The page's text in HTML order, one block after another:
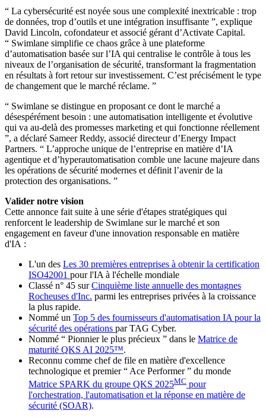
“ La cybersécurité est noyée sous une complexité inextricable : trop
de données, trop d’outils et une intégration insuffisante ”, explique
David Lincoln, cofondateur et associé gérant d’Activate Capital.
“ Swimlane simplifie ce chaos grâce à une plateforme
d’automatisation basée sur l’IA qui centralise le contrôle à tous les
niveaux de l’organisation de sécurité, transformant la fragmentation
en résultats à fort retour sur investissement. C’est précisément le type
de changement que le marché réclame. ”
“ Swimlane se distingue en proposant ce dont le marché a
désespérément besoin : une automatisation intelligente et évolutive
qui va au-delà des promesses marketing et qui fonctionne réellement
”, a déclaré Sameer Reddy, associé directeur d’Energy Impact
Partners. “ L’approche unique de l’entreprise en matière d’IA
agentique et d’hyperautomatisation comble une lacune majeure dans
les opérations de sécurité modernes et définit l’avenir de la
protection des organisations. ”
Valider notre vision
Cette annonce fait suite à une série d'étapes stratégiques qui
renforcent le leadership de Swimlane sur le marché et son
engagement en faveur d'une innovation responsable en matière
d'IA :
L'un des Les 30 premières entreprises à obtenir la certification
ISO42001 pour l'IA à l'échelle mondiale
Classé n° 45 surCinquième liste annuelle des montagnes
Rocheuses d'Inc. parmi les entreprises privées à la croissance
la plus rapide.
Nommé un Top 5 des fournisseurs d'automatisation IA pour la
sécurité des opérations par TAG Cyber.
Nommé “ Pionnier le plus précieux ” dans le Matrice de
maturité QKS AI 2025™.
Reconnu comme chef de file en matière d'excellence
technologique et premier “ Ace Performer ” du monde
Matrice SPARK du groupe QKS 2025MC pour
l'orchestration, l'automatisation et la réponse en matière de
sécurité (SOAR).